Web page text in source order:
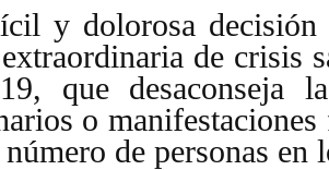
y dolorosa decisión
de crisis
que desaconseja
o manifestaciones
de personas en